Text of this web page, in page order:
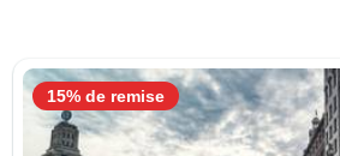
15% de remise